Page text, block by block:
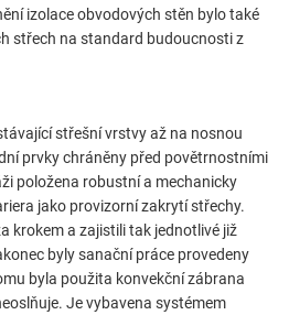
izolace obvodových stěn bylo také
střech na standard budoucnosti z
střešní vrstvy až na nosnou
prvky chráněny před povětrnostními
položena robustní a mechanicky
jako provizorní zakrytí střechy.
krokem a zajistili tak jednotlivé již
byly sanační práce provedeny
byla použita konvekční zábrana
Je vybavena systémem